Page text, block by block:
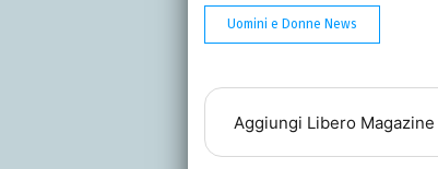
Uomini e Donne News
Aggiungi Libero Magazine